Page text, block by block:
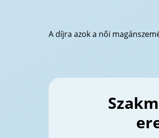
A díjra azok a női